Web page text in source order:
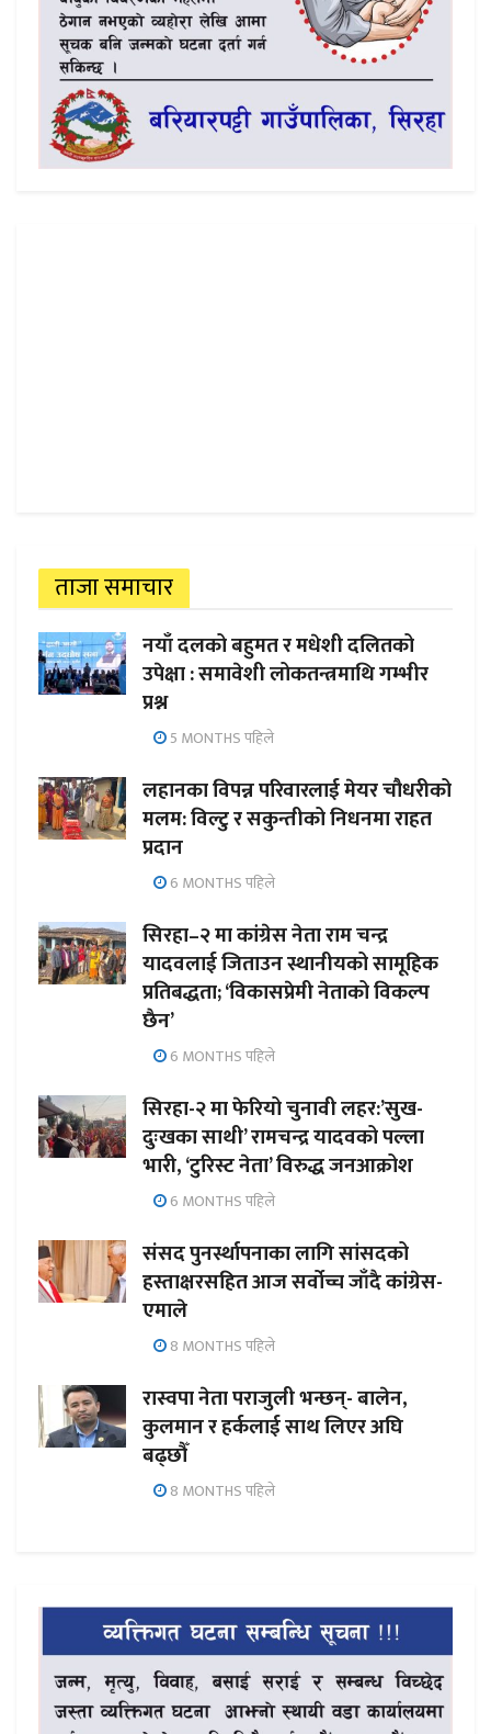
ताजा समाचार
नयाँ दलको बहुमत र मधेशी दलितको
उपेक्षा : समावेशी लोकतन्त्रमाथि गम्भीर
प्रश्न
5 MONTHS पहिले
लहानका विपन्न परिवारलाई मेयर चौधरीको
मलम: विल्टु र सकुन्तीको निधनमा राहत
प्रदान
6 MONTHS पहिले
सिरहा–२ मा कांग्रेस नेता राम चन्द्र
यादवलाई जिताउन स्थानीयको सामूहिक
प्रतिबद्धता; ‘विकासप्रेमी नेताको विकल्प
छैन’
6 MONTHS पहिले
सिरहा-२ मा फेरियो चुनावी लहर:’सुख-
दुःखका साथी’ रामचन्द्र यादवको पल्ला
भारी, ‘टुरिस्ट नेता’ विरुद्ध जनआक्रोश
6 MONTHS पहिले
संसद पुनर्स्थापनाका लागि सांसदको
हस्ताक्षरसहित आज सर्वोच्च जाँदै कांग्रेस-
एमाले
8 MONTHS पहिले
रास्वपा नेता पराजुली भन्छन्- बालेन,
कुलमान र हर्कलाई साथ लिएर अघि
बढ्छौँ
8 MONTHS पहिले